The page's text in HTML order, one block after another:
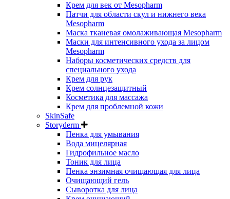
Крем для век от Mesopharm
Патчи для области скул и нижнего века
Mesopharm
Маска тканевая омолаживающая Mesopharm
Маски для интенсивного ухода за лицом
Mesopharm
Наборы косметических средств для
специального ухода
Крем для рук
Крем солнцезащитный
Косметика для массажа
Крем для проблемной кожи
SkinSafe
Storyderm
Пенка для умывания
Вода мицелярная
Гидрофильное масло
Тоник для лица
Пенка энзимная очищающая для лица
Очищающий гель
Сыворотка для лица